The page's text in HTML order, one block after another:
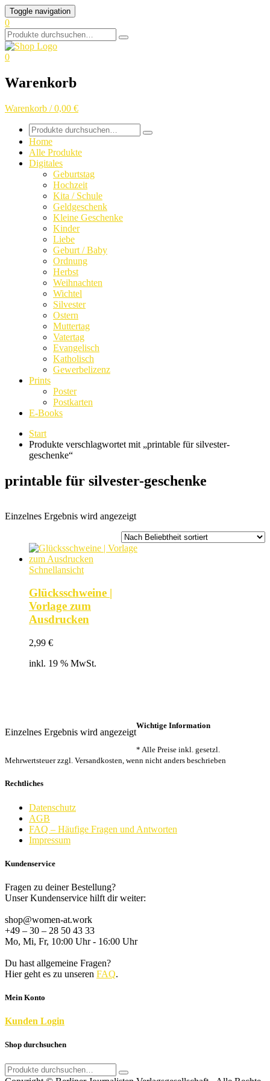
Skip
to
content
Toggle navigation
0
Search
for:
0
Warenkorb
Warenkorb / 0,00 €
Search
for:
Home
Alle Produkte
Digitales
Geburtstag
Hochzeit
Kita / Schule
Geldgeschenk
Kleine Geschenke
Kinder
Liebe
Geburt / Baby
Ordnung
Herbst
Weihnachten
Wichtel
Silvester
Ostern
Muttertag
Vatertag
Evangelisch
Katholisch
Gewerbelizenz
Prints
Poster
Postkarten
E-Books
Start
Produkte verschlagwortet mit „printable für silvester-
geschenke“
printable für silvester-geschenke
Einzelnes Ergebnis wird angezeigt
Schnellansicht
Glücksschweine |
Vorlage zum
Ausdrucken
2,99 €
inkl. 19 % MwSt.
Einzelnes Ergebnis wird angezeigt
Wichtige Information
* Alle Preise inkl. gesetzl.
Mehrwertsteuer zzgl. Versandkosten, wenn nicht anders beschrieben
Rechtliches
Datenschutz
AGB
FAQ – Häufige Fragen und Antworten
Impressum
Kundenservice
Fragen zu deiner Bestellung?
Unser Kundenservice hilft dir weiter:
shop@women-at.work
+49 – 30 – 28 50 43 33
Mo, Mi, Fr, 10:00 Uhr - 16:00 Uhr
Du hast allgemeine Fragen?
Hier geht es zu unseren FAQ.
Mein Konto
Kunden Login
Shop durchsuchen
Search
for: